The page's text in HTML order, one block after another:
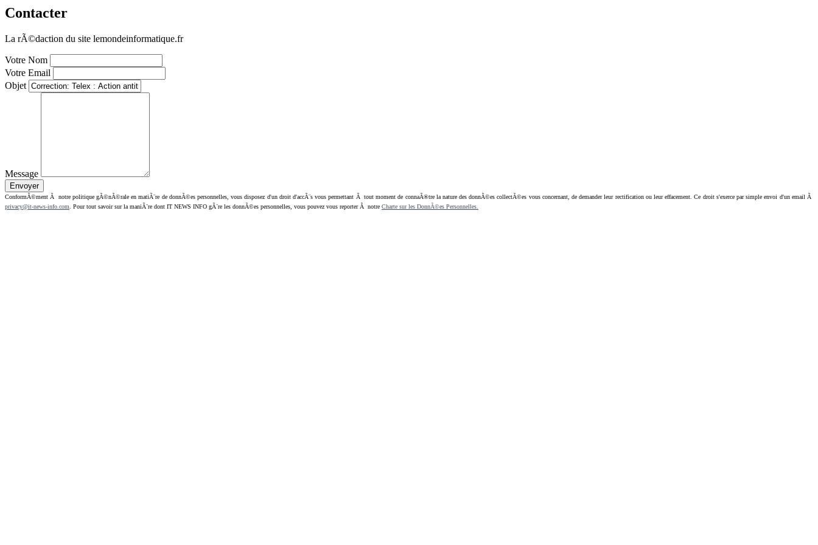
Contacter
La rÃ©daction du site lemondeinformatique.fr
Votre Nom
Votre Email
Objet
Message
ConformÃ©ment Ã notre politique gÃ©nÃ©rale en matiÃ¨re de donnÃ©es personnelles, vous disposez d'un droit d'accÃ¨s vous permettant Ã tout moment de connaÃ®tre la nature des donnÃ©es collectÃ©es vous concernant, de demander leur rectification ou leur effacement. Ce droit s'exerce par simple envoi d'un email Ã
privacy@it-news-info.com . Pour tout savoir sur la maniÃ¨re dont IT NEWS INFO gÃ¨re les donnÃ©es personnelles, vous pouvez vous reporter Ã notre Charte sur les DonnÃ©es Personnelles.